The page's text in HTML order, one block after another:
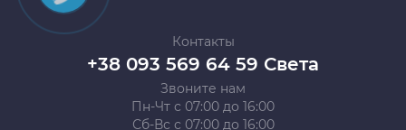
Контакты
+38 093 569 64 59 Света
Звоните нам
Пн-Чт с 07:00 до 16:00
Сб-Вс с 07:00 до 16:00